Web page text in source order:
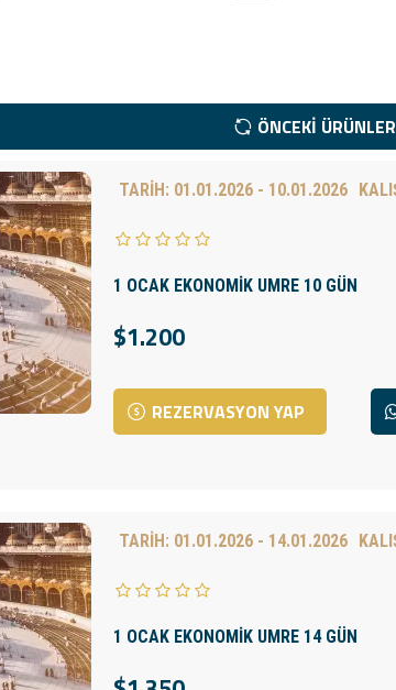
ÖNCEKI
TARİH: 01.01.2026 - 10.01.2026
1 OCAK EKONOMİK UMRE 10 GÜN
$1.200
REZERVASYON YAP
TARİH: 01.01.2026 - 14.01.2026
1 OCAK EKONOMİK UMRE 14 GÜN